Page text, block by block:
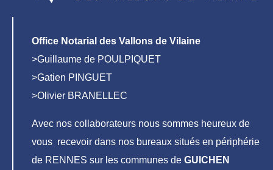
Office Notarial des Vallons de Vilaine
>Guillaume de POULPIQUET
>Gatien PINGUET
>Olivier BRANELLEC
Avec nos collaborateurs nous sommes heureux de
vous recevoir dans nos bureaux situés en périphérie
de RENNES sur les communes de GUICHEN